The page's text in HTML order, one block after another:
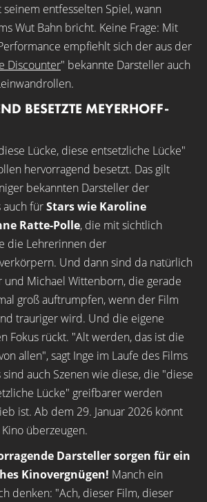
entfesselten Spiel, wann
Wut Bahn bricht. Keine Frage: Mit
empfiehlt sich der aus der
Discounter" bekannte Darsteller auch
BESETZTE MEYERHOFF-
Lücke, diese entsetzliche Lücke"
hervorragend besetzt. Das gilt
bekannten Darsteller der
auch fürStars wie Karoline
Ratte-Polle, die mit sichtlich
die Lehrerinnen der
Und dann sind da natürlich
und Michael Wittenborn, die gerade
groß auftrumpfen, wenn der Film
trauriger wird. Und die eigene
Fokus rückt. "Alt werden, das ist die
allen", sagt Inge im Laufe des Films
sind auch Szenen wie diese, die "diese
Lücke" greifbarer werden
ist. Ab dem 29. Januar 2026 könnt
überzeugen.
Darsteller sorgen für ein
Kinovergnügen! Manch ein
denken: "Ach, dieser Film, dieser